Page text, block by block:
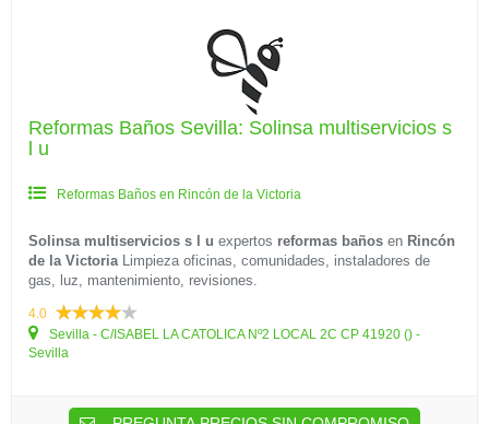
Reformas Baños Sevilla: Solinsa multiservicios s
l u
Reformas Baños en Rincón de la Victoria
Solinsa multiservicios s l u expertos reformas baños en Rincón
de la VictoriaLimpieza oficinas, comunidades, instaladores de
gas, luz, mantenimiento, revisiones.
4.0
Sevilla - C/ISABEL LA CATOLICA Nº2 LOCAL 2C CP 41920 () -
Sevilla